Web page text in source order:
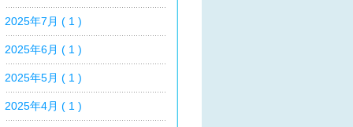
2025年7月 ( 1 )
2025年6月 ( 1 )
2025年5月 ( 1 )
2025年4月 ( 1 )